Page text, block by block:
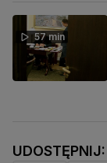
57 min
UDOSTĘPNIJ: